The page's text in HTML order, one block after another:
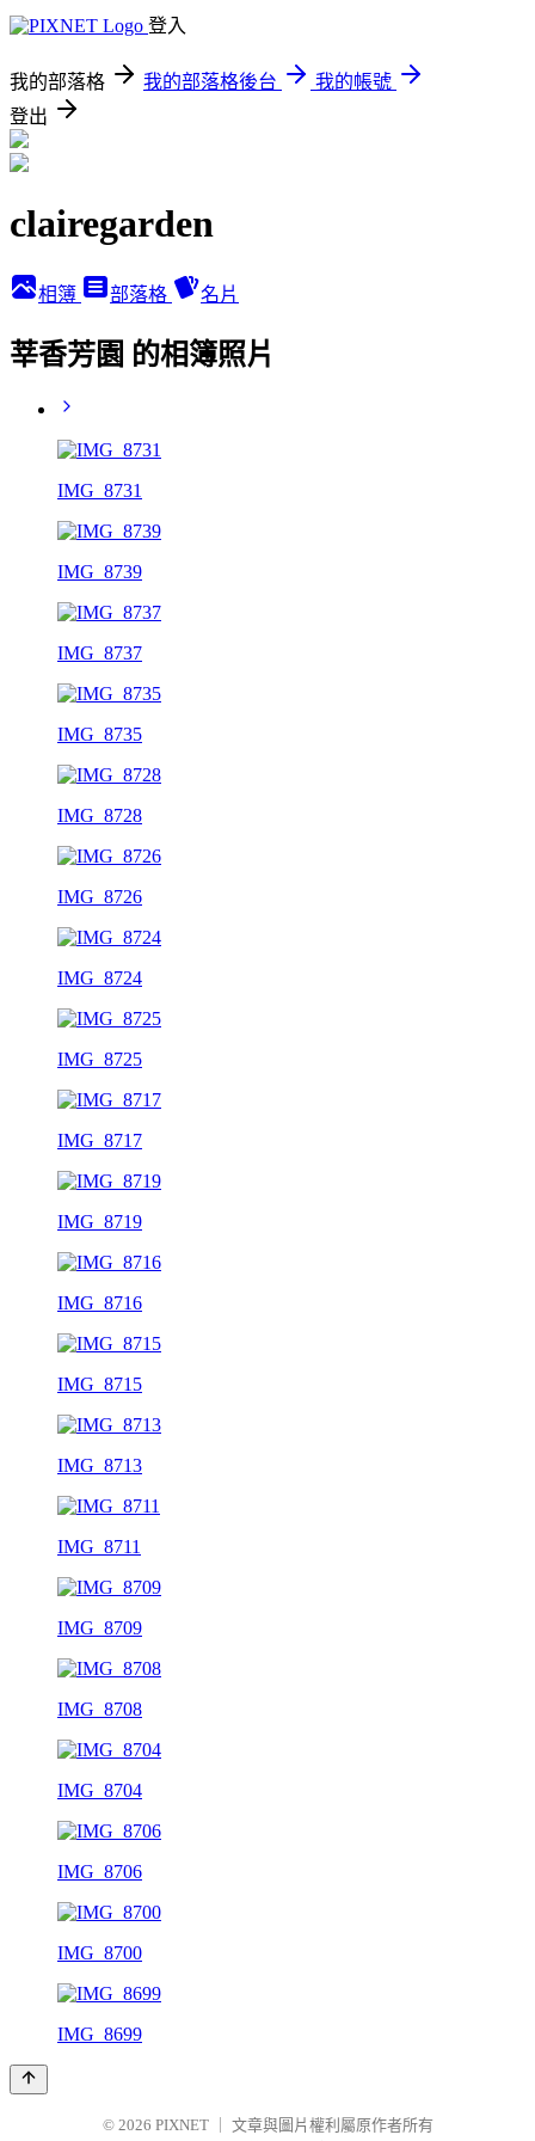
登入
我的部落格 我的部落格後台
我的帳號
登出
clairegarden
相簿 部落格 名片
莘香芳園 的相簿照片
IMG_8731
IMG_8739
IMG_8737
IMG_8735
IMG_8728
IMG_8726
IMG_8724
IMG_8725
IMG_8717
IMG_8719
IMG_8716
IMG_8715
IMG_8713
IMG_8711
IMG_8709
IMG_8708
IMG_8704
IMG_8706
IMG_8700
IMG_8699
© 2026 PIXNET
文章與圖片權利屬原作者所有